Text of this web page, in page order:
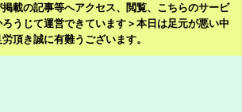
載の記事等へアクセス、閲覧、こちらのサービ
うじて運営できています＞本日は足元が悪い中
労頂き誠に有難うございます。